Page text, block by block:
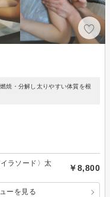
焼・分解し太りやすい体質を根
ラソード〉太
￥8,800
ーを見る